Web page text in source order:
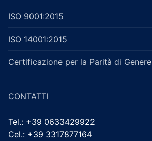
ISO 9001:2015
ISO 14001:2015
Certificazione per la Parità di Genere
CONTATTI
Tel.: +39 0633429922
Cel.: +39 3317877164